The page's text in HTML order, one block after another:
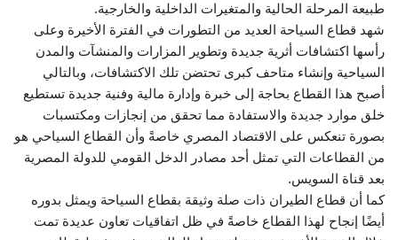
طبيعة المرحلة الحالية والمتغيرات الداخلية والخارجية.
شهد قطاع السياحة العديد من التطورات في الفترة الأخيرة وعلى
رأسها اكتشافات أثرية جديدة وتطوير المزارات والمنشآت والمدن
السياحية وإنشاء متاحف كبرى تحتضن تلك الاكتشافات، وبالتالي
أصبح هذا القطاع بحاجة إلى خبرة وإدارة مالية وفنية جديدة تستطيع
خلق موارد جديدة والاستفادة مما تحقق من إنجازات ومكتسبات
بصورة تنعكس على الاقتصاد المصري خاصةً وأن القطاع السياحي هو
من القطاعات التي تمثل أحد مصادر الدخل القومي للدولة المصرية
بعد قناة السويس.
كما أن قطاع الطيران ذات صلة وثيقة بقطاع السياحة ويمثل بدوره
أيضًا إنجاح لهذا القطاع خاصةً في ظل اتفاقيات تعاون عديدة تمت